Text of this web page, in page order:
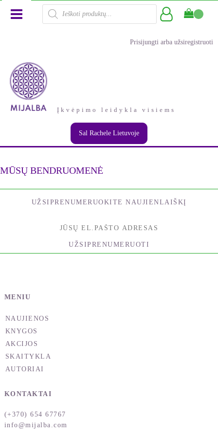
Products
search
Prisijungti arba užsiregistruoti
Įkvėpimo leidykla visiems
Sal Rachele Lietuvoje
MŪSŲ BENDRUOMENĖ
UŽSIPRENUMERUOKITE NAUJIENLAIŠKĮ
UŽSIPRENUMERUOTI
MENIU
NAUJIENOS
KNYGOS
AKCIJOS
SKAITYKLA
AUTORIAI
KONTAKTAI
(+370) 654 67767
info@mijalba.com